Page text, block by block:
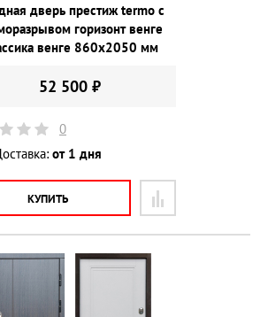
дверь престиж termo с
горизонт венге
венге 860х2050 мм
52 500 ₽
0
от 1 дня
КУПИТЬ